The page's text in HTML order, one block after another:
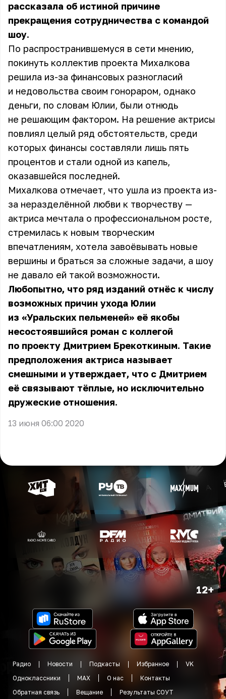
рассказала об истиной причине
прекращения сотрудничества с командой
шоу.
По распространившемуся в сети мнению,
покинуть коллектив проекта Михалкова
решила из-за финансовых разногласий
и недовольства своим гонораром, однако
деньги, по словам Юлии, были отнюдь
не решающим фактором. На решение актрисы
повлиял целый ряд обстоятельств, среди
которых финансы составляли лишь пять
процентов и стали одной из капель,
оказавшейся последней.
Михалкова отмечает, что ушла из проекта из-
за неразделённой любви к творчеству —
актриса мечтала о профессиональном росте,
стремилась к новым творческим
впечатлениям, хотела завоёвывать новые
вершины и браться за сложные задачи, а шоу
не давало ей такой возможности.
Любопытно, что ряд изданий отнёс к числу
возможных причин ухода Юлии
из «Уральских пельменей» её якобы
несостоявшийся роман с коллегой
по проекту Дмитрием Брекоткиным. Такие
предположения актриса называет
смешными и утверждает, что с Дмитрием
её связывают тёплые, но исключительно
дружеские отношения.
13 июня 06:00 2020
12+
Радио Новости Подкасты Избранное
VK
Одноклассники
MAX О нас
Контакты
Обратная связь
Вещание Результаты СОУТ